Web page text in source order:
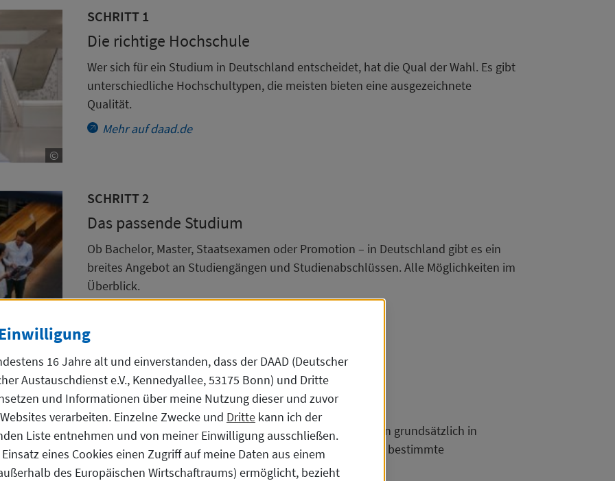
Die richtige Hochschule
SCHRITT 1
Wer sich für ein Studium in Deutschland entscheidet, hat die Qual der Wahl. Es gibt
unterschiedliche Hochschultypen, die meisten bieten eine ausgezeichnete
Qualität.
Mehr auf daad.de
©CopyrightCopyright DAAD/von Allwörden
Das passende Studium
SCHRITT 2
Ob Bachelor, Master, Staatsexamen oder Promotion – in Deutschland gibt es ein
breites Angebot an Studiengängen und Studienabschlüssen. Alle Möglichkeiten im
Überblick.
©CopyrightCopyright DAAD/von Allwörden
Die Voraussetzungen
SCHRITT 3
Wer einen ausländischen (Hoch-)Schulabschluss hat, kann grundsätzlich in
Deutschland studieren. Allerdings ist die Anerkennung an bestimmte
Voraussetzungen geknüpft.
16 Jahre alt und einverstanden, dass der DAAD (Deutscher
Austauschdienst e.V., Kennedyallee, 53175 Bonn) und Dritte
und Informationen über meine Nutzung dieser und zuvor
Websites verarbeiten. Einzelne Zwecke und Dritte kann ich der
Liste entnehmen und von meiner Einwilligung ausschließen.
eines Cookies einen Zugriff auf meine Daten aus einem
des Europäischen Wirtschaftraums) ermöglicht, bezieht